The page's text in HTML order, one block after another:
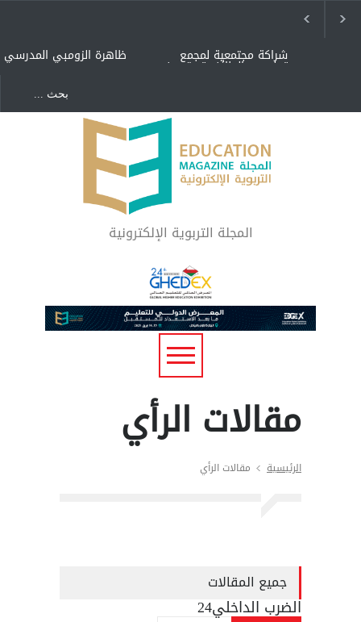
ظاهرة الزومبي المدرسي شراكة مجتمعية لمجمع
تعليمي بالطائف تستهدف
"كنت أنضرب ومافيني إلا
العافية" هل هذا مبرر
لاستمرار أسلوب التربية
المتوارث؟
لماذا تعد برامج توعية الأطفال
بخصوصية الجسد وقاية لا
فضول؟
المجلة التربوية الإلكترونية
مقالات الرأي
الرئيسية مقالات الرأي
جميع المقالات
الضرب الداخلي24